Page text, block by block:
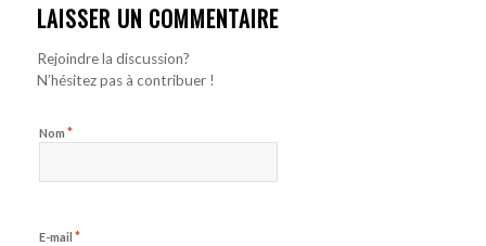
LAISSER UN COMMENTAIRE
Rejoindre la discussion?
N’hésitez pas à contribuer !
Nom *
E-mail *